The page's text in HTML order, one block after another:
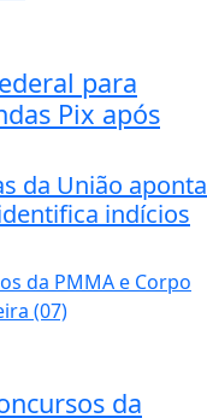
para
Pix após
da União aponta
indícios
da